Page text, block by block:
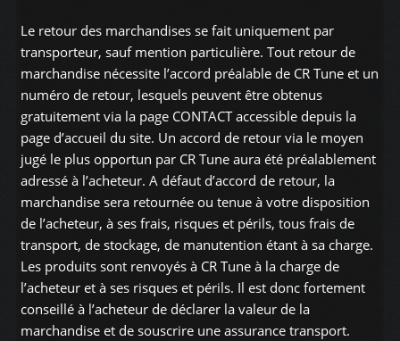
Le retour des marchandises se fait uniquement par
transporteur, sauf mention particulière. Tout retour de
marchandise nécessite l’accord préalable de CR Tune et un
numéro de retour, lesquels peuvent être obtenus
gratuitement via la page CONTACT accessible depuis la
page d’accueil du site. Un accord de retour via le moyen
jugé le plus opportun par CR Tune aura été préalablement
adressé à l’acheteur. A défaut d’accord de retour, la
marchandise sera retournée ou tenue à votre disposition
de l’acheteur, à ses frais, risques et périls, tous frais de
transport, de stockage, de manutention étant à sa charge.
Les produits sont renvoyés à CR Tune à la charge de
l’acheteur et à ses risques et périls. Il est donc fortement
conseillé à l’acheteur de déclarer la valeur de la
marchandise et de souscrire une assurance transport.